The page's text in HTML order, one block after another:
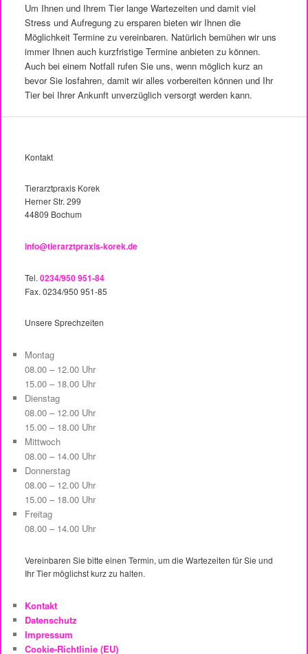
Um Ihnen und Ihrem Tier lange Wartezeiten und damit viel
Stress und Aufregung zu ersparen bieten wir Ihnen die
Möglichkeit Termine zu vereinbaren. Natürlich bemühen wir uns
immer Ihnen auch kurzfristige Termine anbieten zu können.
Auch bei einem Notfall rufen Sie uns, wenn möglich kurz an
bevor Sie losfahren, damit wir alles vorbereiten können und Ihr
Tier bei Ihrer Ankunft unverzüglich versorgt werden kann.
Kontakt
Tierarztpraxis Korek
Herner Str. 299
44809 Bochum
info@tierarztpraxis-korek.de
Tel. 0234/950 951-84
Fax. 0234/950 951-85
Unsere Sprechzeiten
Montag
08.00 – 12.00 Uhr
15.00 – 18.00 Uhr
Dienstag
08.00 – 12.00 Uhr
15.00 – 18.00 Uhr
Mittwoch
08.00 – 14.00 Uhr
Donnerstag
08.00 – 12.00 Uhr
15.00 – 18.00 Uhr
Freitag
08.00 – 14.00 Uhr
Vereinbaren Sie bitte einen Termin, um die Wartezeiten für Sie und
Ihr Tier möglichst kurz zu halten.
Kontakt
Datenschutz
Impressum
Cookie-Richtlinie (EU)